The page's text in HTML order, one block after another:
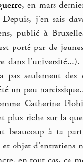
, en mars
j’en sais
publié à
porté par de
dans
pas seulement des
un peu
Catherine
plus riche sur la
beaucoup à ta
objet d’entretiens